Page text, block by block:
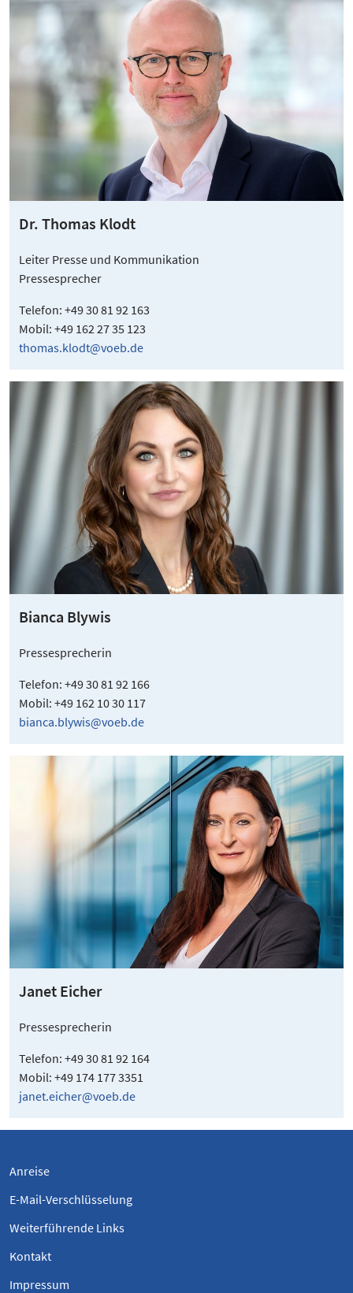
Dr. Thomas Klodt
Leiter Presse und Kommunikation
Pressesprecher
Telefon: +49 30 81 92 163
Mobil: +49 162 27 35 123
thomas.klodt@voeb.de
Bianca Blywis
Pressesprecherin
Telefon: +49 30 81 92 166
Mobil: +49 162 10 30 117
bianca.blywis@voeb.de
Janet Eicher
Pressesprecherin
Telefon: +49 30 81 92 164
Mobil: +49 174 177 3351
janet.eicher@voeb.de
Anreise
E-Mail-Verschlüsselung
Weiterführende Links
Kontakt
Impressum